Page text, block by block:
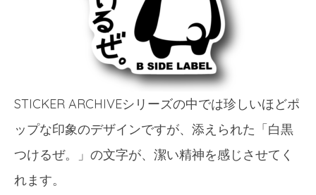
STICKER ARCHIVEシリーズの中では珍しいほどポ
ップな印象のデザインですが、添えられた「白黒
つけるぜ。」の文字が、潔い精神を感じさせてく
れます。